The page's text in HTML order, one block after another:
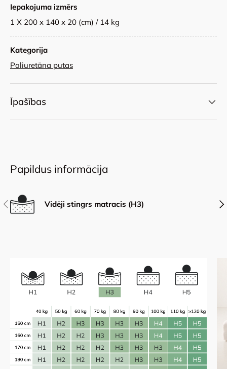
Iepakojuma izmērs
1 X 200 x 140 x 20 (cm) / 14 kg
Kategorija
Poliuretāna putas
Īpašības
Papildus informācija
Iepriekšējais Vidēji stingrs matracis (H3)